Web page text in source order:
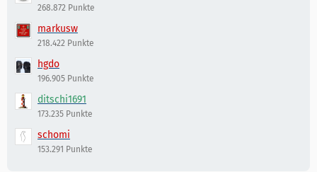
268.872 Punkte
markusw
218.422 Punkte
hgdo
196.905 Punkte
ditschi1691
173.235 Punkte
schomi
153.291 Punkte